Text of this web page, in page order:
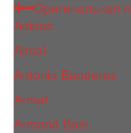
Оригинальная
Adidas
Ajmal
Antonio Banderas
Armaf
Armand Basi